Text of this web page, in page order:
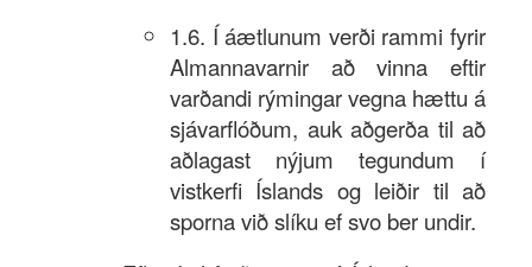
1.6. Í áætlunum verði rammi fyrir
Almannavarnir að vinna eftir
varðandi rýmingar vegna hættu á
sjávarflóðum, auk aðgerða til að
aðlagast nýjum tegundum í
vistkerfi Íslands og leiðir til að
sporna við slíku ef svo ber undir.